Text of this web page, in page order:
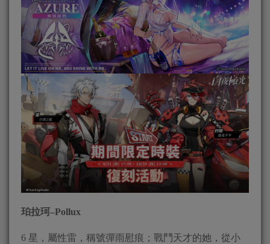
珀拉珂–Pollux
6 星，屬性雷，稱號彈雨慰痕；戰鬥天才的她，從小